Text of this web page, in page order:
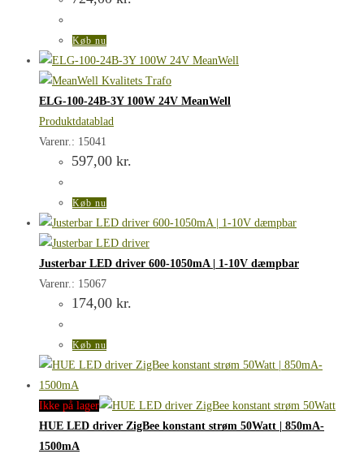
Køb nu
ELG-100-24B-3Y 100W 24V MeanWell
Produktdatablad
Varenr.: 15041
597,00 kr.
Køb nu
Justerbar LED driver 600-1050mA | 1-10V dæmpbar
Varenr.: 15067
174,00 kr.
Køb nu
Ikke på lager
HUE LED driver ZigBee konstant strøm 50Watt | 850mA-
1500mA